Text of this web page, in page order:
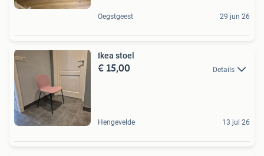
Oegstgeest 29 jun 26
Ikea stoel
€ 15,00 Details
Hengevelde 13 jul 26